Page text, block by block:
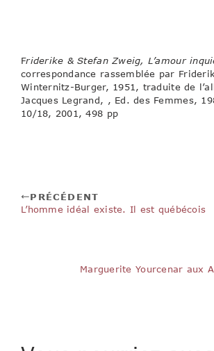
Friderike & Stefan Zweig, L’amour
correspondance rassemblée par
Winternitz-Burger, 1951, traduite de
Jacques Legrand, , Ed. des Femmes,
10/18, 2001, 498 pp
PRÉCÉDENT
L’homme idéal existe. Il est québécois
Marguerite Yourcenar aux